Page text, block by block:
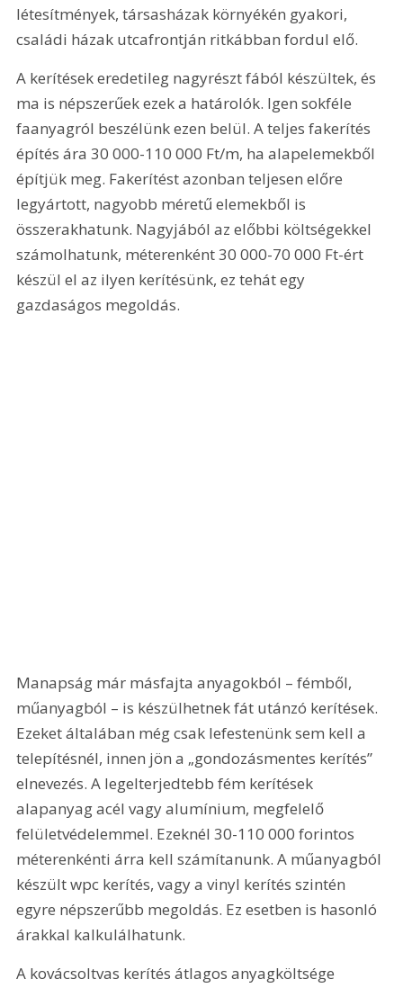
létesítmények, társasházak környékén gyakori,
családi házak utcafrontján ritkábban fordul elő.
A kerítések eredetileg nagyrészt fából készültek, és
ma is népszerűek ezek a határolók. Igen sokféle
faanyagról beszélünk ezen belül. A teljes fakerítés
építés ára 30 000-110 000 Ft/m, ha alapelemekből
építjük meg. Fakerítést azonban teljesen előre
legyártott, nagyobb méretű elemekből is
összerakhatunk. Nagyjából az előbbi költségekkel
számolhatunk, méterenként 30 000-70 000 Ft-ért
készül el az ilyen kerítésünk, ez tehát egy
gazdaságos megoldás.
Manapság már másfajta anyagokból – fémből,
műanyagból – is készülhetnek fát utánzó kerítések.
Ezeket általában még csak lefestenünk sem kell a
telepítésnél, innen jön a „gondozásmentes kerítés”
elnevezés. A legelterjedtebb fém kerítések
alapanyag acél vagy alumínium, megfelelő
felületvédelemmel. Ezeknél 30-110 000 forintos
méterenkénti árra kell számítanunk. A műanyagból
készült wpc kerítés, vagy a vinyl kerítés szintén
egyre népszerűbb megoldás. Ez esetben is hasonló
árakkal kalkulálhatunk.
A kovácsoltvas kerítés átlagos anyagköltsége